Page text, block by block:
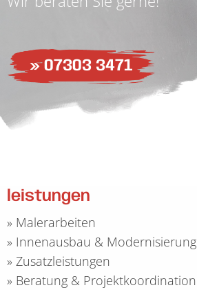
» 07303 3471
leistungen
» Malerarbeiten
» Innenausbau & Modernisierung
» Zusatzleistungen
» Beratung & Projektkoordination